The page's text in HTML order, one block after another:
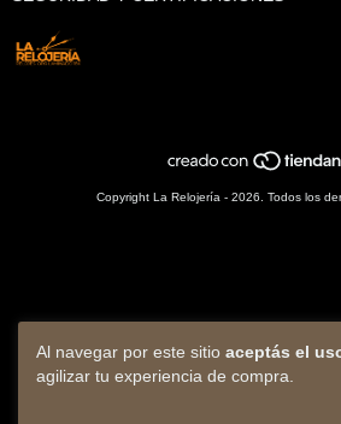
Al navegar por este sitio aceptás el
agilizar tu experiencia de compra.
Copyright La Relojería - 2026. Todos los